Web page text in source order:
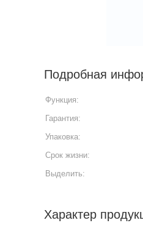
Подробная
Функция:
Гарантия:
Упаковка:
Срок жизни:
Выделить:
Характер